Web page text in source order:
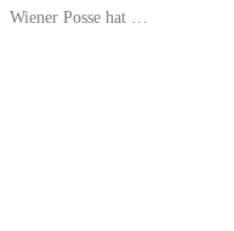
Wiener Posse hat …